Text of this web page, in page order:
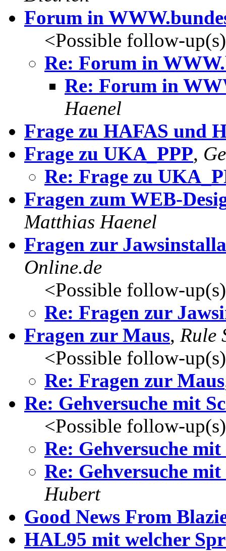
Forum in
<Possible follow-
Re: Forum in
Re: Forum in
Haenel
Frage zu HAFAS und
Frage zu UKA_PPP,
Re: Frage zu
Fragen zum WEB-
Matthias Haenel
Fragen zur
Online.de
<Possible follow-
Re: Fragen zur
Fragen zur Maus, Rule
<Possible follow-
Re: Fragen zur Maus
Re: Gehversuche mit
<Possible follow-
Re: Gehversuche
Re: Gehversuche
Hubert
Good News From
HAL95 mit welcher